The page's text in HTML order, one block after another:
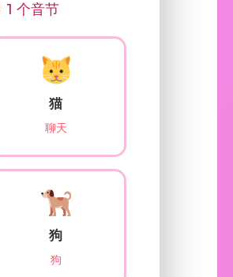
1 个音节
猫
聊天
狗
狗